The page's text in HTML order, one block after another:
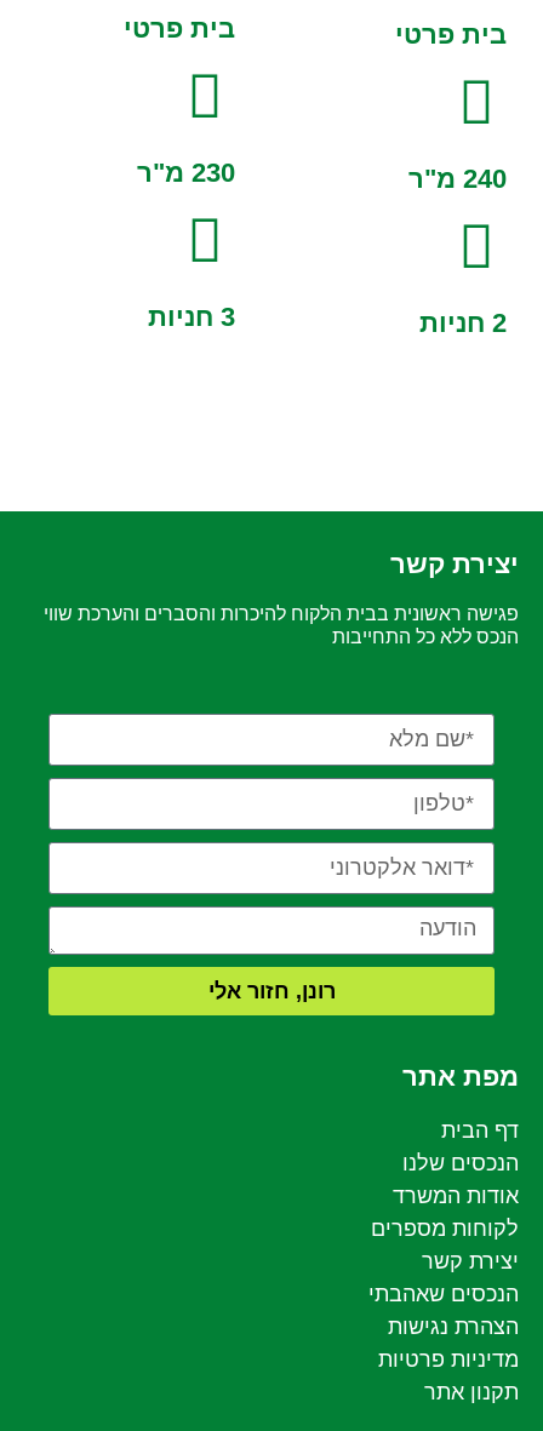
בית פרטי
240 מ"ר
2 חניות
בית פרטי
230 מ"ר
3 חניות
יצירת קשר
פגישה ראשונית בבית הלקוח להיכרות והסברים והערכת שווי
הנכס ללא כל התחייבות
רונן, חזור אלי
מפת אתר
דף הבית
הנכסים שלנו
אודות המשרד
לקוחות מספרים
יצירת קשר
הנכסים שאהבתי
הצהרת נגישות
מדיניות פרטיות
תקנון אתר